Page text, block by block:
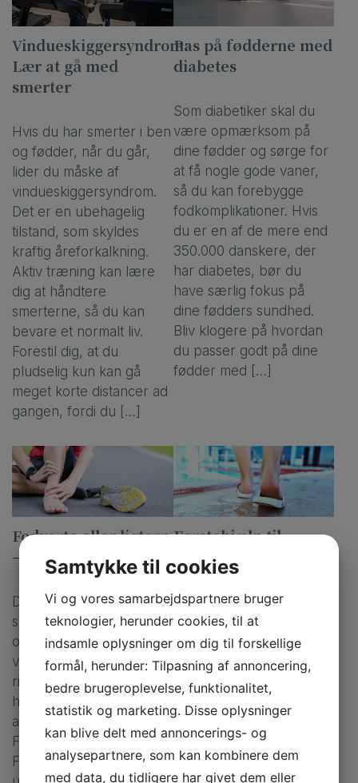
Vindueskiggersyndrom:
Lær at gå med
smerter
Hvis du har smerter i ben
og fødder, når du går,
lider du måske af
vindueskiggersyndrom.
Det er en ubehagelig
tilstand, som skyldes
kraftig åreforkalkning.
Aktiv træning kan lære
dig at håndtere
smerterne, så du kan
bevare et normalt liv.
Forestil dig, at du
pludselig kun kan gå
meget korte distancer ad
gangen, fordi du […]
Pas på fødderne med
diabetes
Som diabetiker skal du
være opmærksom på
dine fødder og sørge for
at få nogle gode vaner,
så du kan forebygge
fodkomplikationer. Hvis
du er en af de mere end
350.000 danskere, der
har diabetes, bør du
have særlig fokus på
dine fødders sundhed.
Bliv klogere på hvordan
du passer godt på dine
fødder med […]
Fodvorte eller ligtorn
– hvad er forskellen?
Det kan være svært at
skelne mellem fodvorter
og ligtorne, men det er
vigtigt, at du får den
rigtige behandling. Vi er
her for at hjælpe dig med
at forstå forskellene.
Fakta om fodvorter
Fodvorter kan lyde
Førstehjælp til
fodvorter
Lær hvordan du slipper
af med fodvorter – og
hvordan du undgår at
smitte andre. Fodvorter
er en tilstand de fleste af
os både kender til og
frygter. Det gør ondt og
som du sikkert allerede
ved, er tilstanden meget
Samtykke til cookies
Vi og vores samarbejdspartnere bruger
teknologier, herunder cookies, til at
indsamle oplysninger om dig til forskellige
formål, herunder: Tilpasning af annoncering,
bedre brugeroplevelse, funktionalitet,
statistik og marketing. Disse oplysninger
kan blive delt med annoncerings- og
analysepartnere, som kan kombinere dem
med data, du tidligere har givet dem eller